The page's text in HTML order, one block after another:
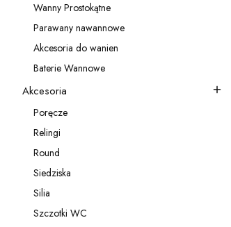
Kategoria - Wanny Prostokątne
Wanny Prostokątne
Kategoria - Parawany nawannowe
Parawany nawannowe
Kategoria - Akcesoria do wanien
Akcesoria do wanien
Kategoria - Baterie Wannowe
Baterie Wannowe
Kategoria - Akcesoria
Akcesoria
Kategoria - Poręcze
Poręcze
Kategoria - Relingi
Relingi
Kategoria - Round
Round
Kategoria - Siedziska
Siedziska
Kategoria - Silia
Silia
Kategoria - Szczotki WC
Szczotki WC